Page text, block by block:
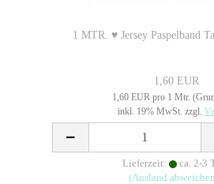
1 MTR. ♥ Jersey Paspelband
1,60 EUR
1,60 EUR pro 1 Mtr.
inkl. 19% MwSt. zzgl.
Lieferzeit:
ca. 2-3
(Ausland